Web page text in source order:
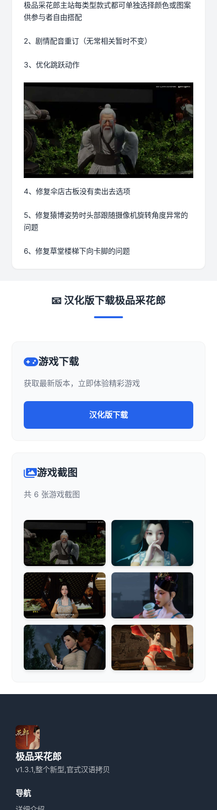
极品采花郎主站每类型款式都可单独选择颜色或图案
供参与者自由搭配
2、剧情配音重订（无常相关暂时不变）
3、优化跳跃动作
4、修复伞店古板没有卖出去选项
5、修复猿博姿势时头部跟随摄像机旋转角度异常的
问题
6、修复草堂楼梯下向卡脚的问题
📧 汉化版下载极品采花郎
游戏下载
获取最新版本，立即体验精彩游戏
汉化版下载
游戏截图
共 6 张游戏截图
极品采花郎
v1.3.1,整个新型,官式汉语拷贝
导航